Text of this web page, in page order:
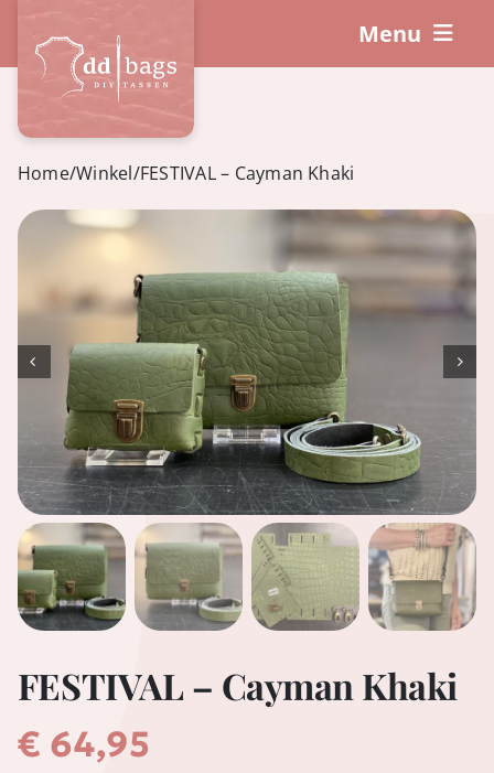
naar
inhoud
Menu
DIY-Pakketten
Hoe werkt het?
Workshops
Accessoires
Winkelwagen
Mijn account
Home/Winkel/FESTIVAL – Cayman Khaki
FESTIVAL – Cayman Khaki
€ 64,95